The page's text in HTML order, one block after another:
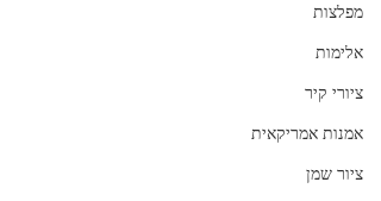
מפלצות
אלימות
ציורי קיר
אמנות אמריקאית
ציור שמן